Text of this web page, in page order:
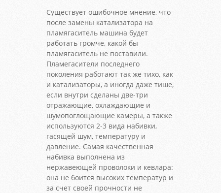
Существует ошибочное мнение, что
после замены катализатора на
пламягаситель машина будет
работать громче, какой бы
пламягаситель не поставили.
Пламегасители последнего
поколения работают так же тихо, как
и катализаторы, а иногда даже тише,
если внутри сделаны две-три
отражающие, охлаждающие и
шумопоглощающие камеры, а также
используются 2-3 вида набивки,
гасящей шум, температуру и
давление. Самая качественная
набивка выполнена из
нержавеющей проволоки и кевлара:
она не боится высоких температур и
за счет своей прочности не